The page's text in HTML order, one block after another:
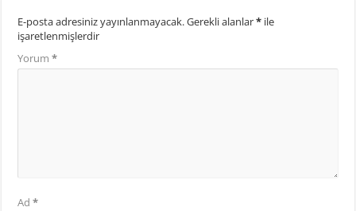
E-posta adresiniz yayınlanmayacak.Gerekli alanlar* ile
işaretlenmişlerdir
Yorum*
Ad*